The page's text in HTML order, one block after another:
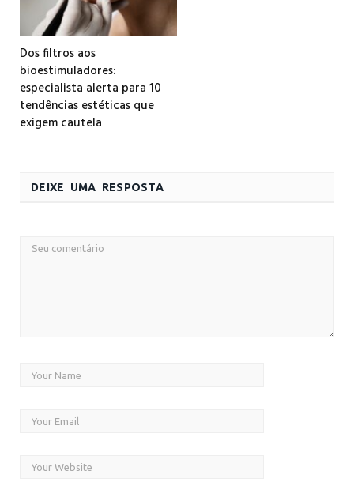
Dos filtros aos
bioestimuladores:
especialista alerta para 10
tendências estéticas que
exigem cautela
DEIXE UMA RESPOSTA